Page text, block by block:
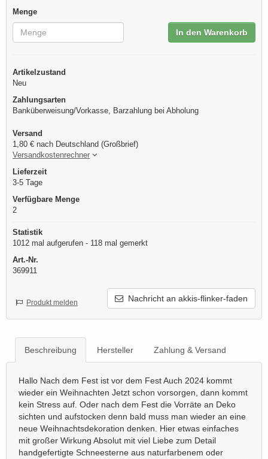
Menge
In den Warenkorb
Artikelzustand
Neu
Zahlungsarten
Banküberweisung/Vorkasse, Barzahlung bei Abholung
Versand
1,80 € nach Deutschland (Großbrief)
Versandkostenrechner
Lieferzeit
3-5 Tage
Verfügbare Menge
2
Statistik
1012 mal aufgerufen - 118 mal gemerkt
Art.-Nr.
369911
Nachricht an akkis-flinker-faden
Produkt melden
Beschreibung Hersteller Zahlung & Versand
Hallo Nach dem Fest ist vor dem Fest Auch 2024 kommt
wieder ein Weihnachten Jetzt schon vorsorgen, dann kommt
kein Stress auf. Oder nach dem Fest die Vorräte an Deko
sichten und aufstocken denn bald muss man wieder an eine
neue Weihnachtsdekoration denken. Hier etwas einfaches
mit großer Wirkung Absolut mit viel Liebe zum Detail
handgefertigte Schneesterne aus naturfarbenem oder